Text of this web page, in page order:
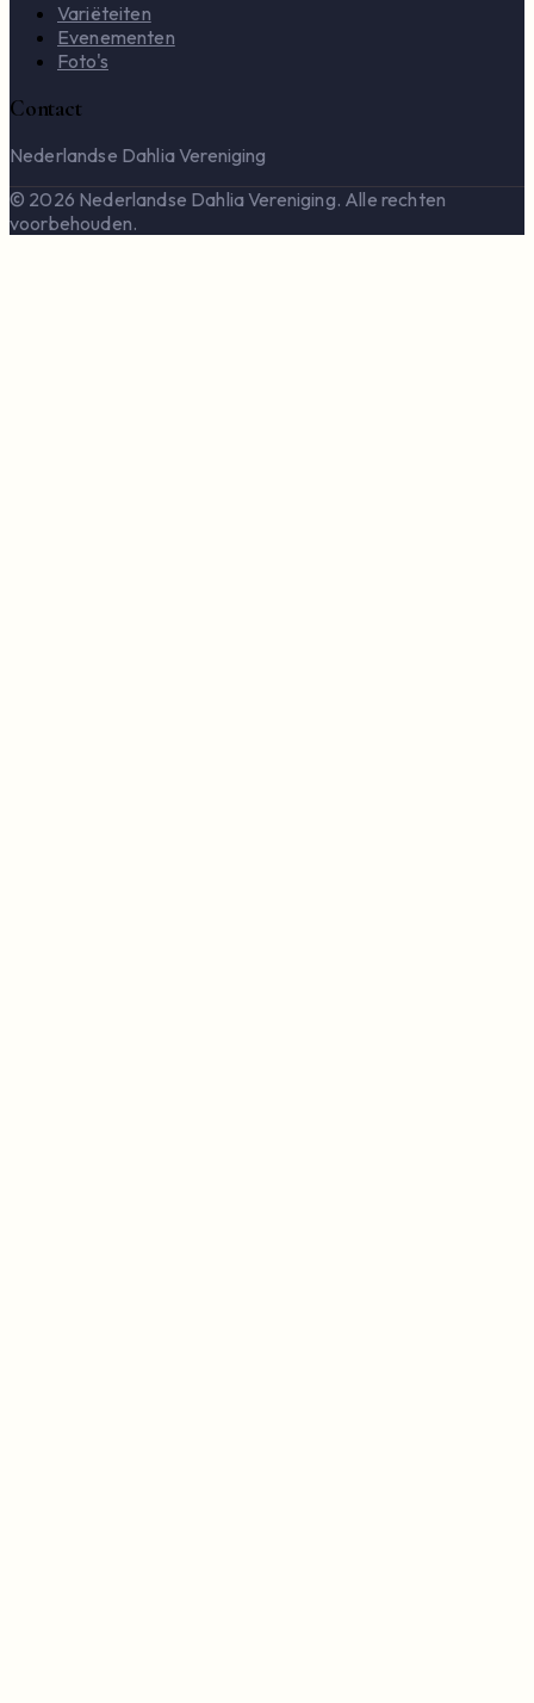
Variëteiten
Evenementen
Foto's
Contact
Nederlandse Dahlia Vereniging
© 2026 Nederlandse Dahlia Vereniging. Alle rechten
voorbehouden.